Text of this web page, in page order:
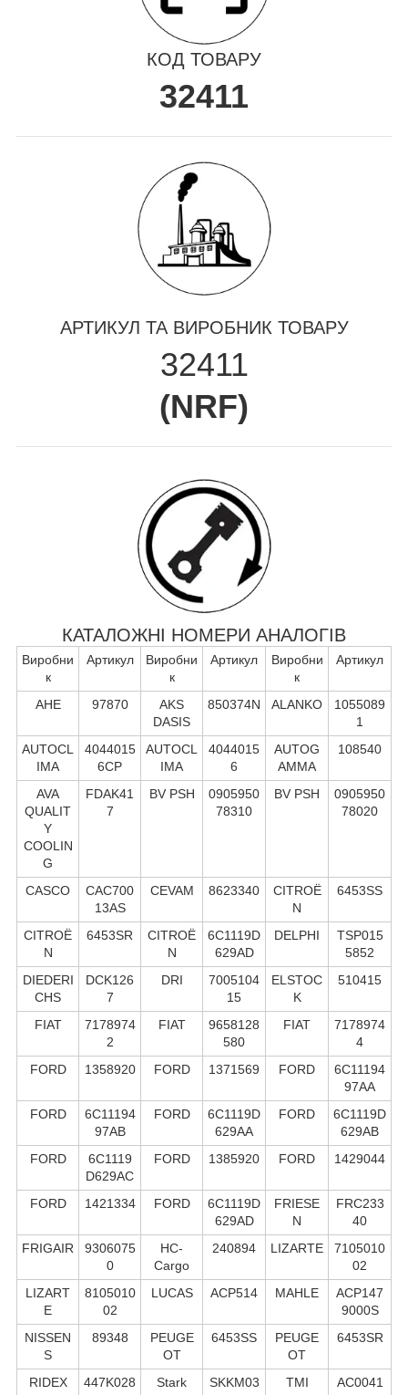
КОД ТОВАРУ
32411
АРТИКУЛ ТА ВИРОБНИК ТОВАРУ
32411
(NRF)
КАТАЛОЖНІ НОМЕРИ АНАЛОГІВ
Виробни
к
Артикул
Виробни
к
Артикул
Виробни
к
Артикул
AHE 97870
AKS
DASIS
850374N ALANKO
1055089
1
AUTOCL
IMA
4044015
6CP
AUTOCL
IMA
4044015
6
AUTOG
AMMA
108540
AVA
QUALIT
Y
COOLIN
G
FDAK41
7
BV PSH
0905950
78310
BV PSH
0905950
78020
CASCO
CAC700
13AS
CEVAM 8623340
CITROË
N
6453SS
CITROË
N
6453SR
CITROË
N
6C1119D
629AD
DELPHI
TSP015
5852
DIEDERI
CHS
DCK126
7
DRI
7005104
15
ELSTOC
K
510415
FIAT
7178974
2
FIAT
9658128
580
FIAT
7178974
4
FORD
1358920 FORD 1371569 FORD
6C11194
97AA
FORD
6C11194
97AB
FORD
6C1119D
629AA
FORD
6C1119D
629AB
FORD
6C1119
D629AC
FORD 1385920 FORD 1429044
FORD 1421334 FORD
6C1119D
629AD
FRIESE
N
FRC233
40
FRIGAIR
9306075
0
HC-
Cargo
240894 LIZARTE
7105010
02
LIZART
E
8105010
02
LUCAS ACP514 MAHLE
ACP147
9000S
NISSEN
S
89348
PEUGE
OT
6453SS
PEUGE
OT
6453SR
RIDEX
447K028
Stark
SKKM03
TMI
AC0041